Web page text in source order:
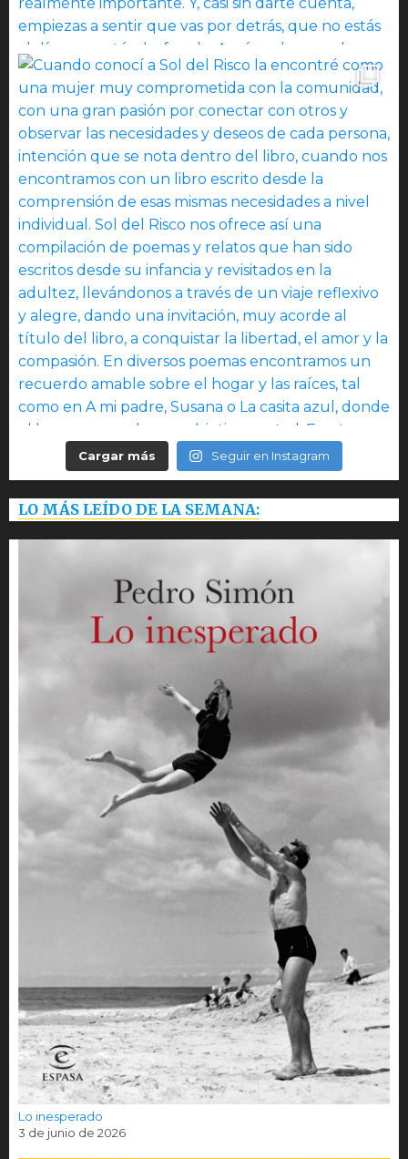
Cargar más Seguir en Instagram
LO MÁS LEÍDO DE LA SEMANA:
Lo inesperado
3 de junio de 2026